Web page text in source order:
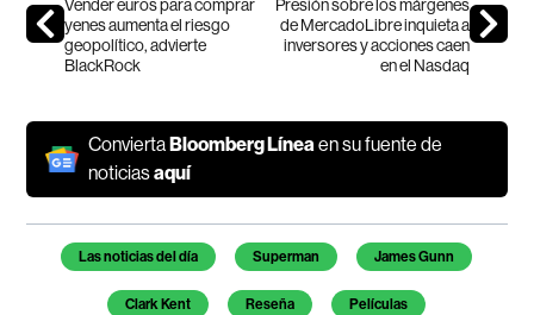
Vender euros para comprar
yenes aumenta el riesgo
geopolítico, advierte
BlackRock
Presión sobre los márgenes
de MercadoLibre inquieta a
inversores y acciones caen
en el Nasdaq
ConviertaBloomberg Líneaen su fuente de
noticiasaquí
Temas de este artículo
Las noticias del día Superman James Gunn
Clark Kent Reseña Películas